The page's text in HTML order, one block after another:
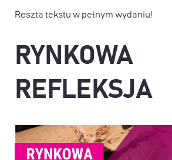
Reszta tekstu w pełnym wydaniu!
RYNKOWA
REFLEKSJA